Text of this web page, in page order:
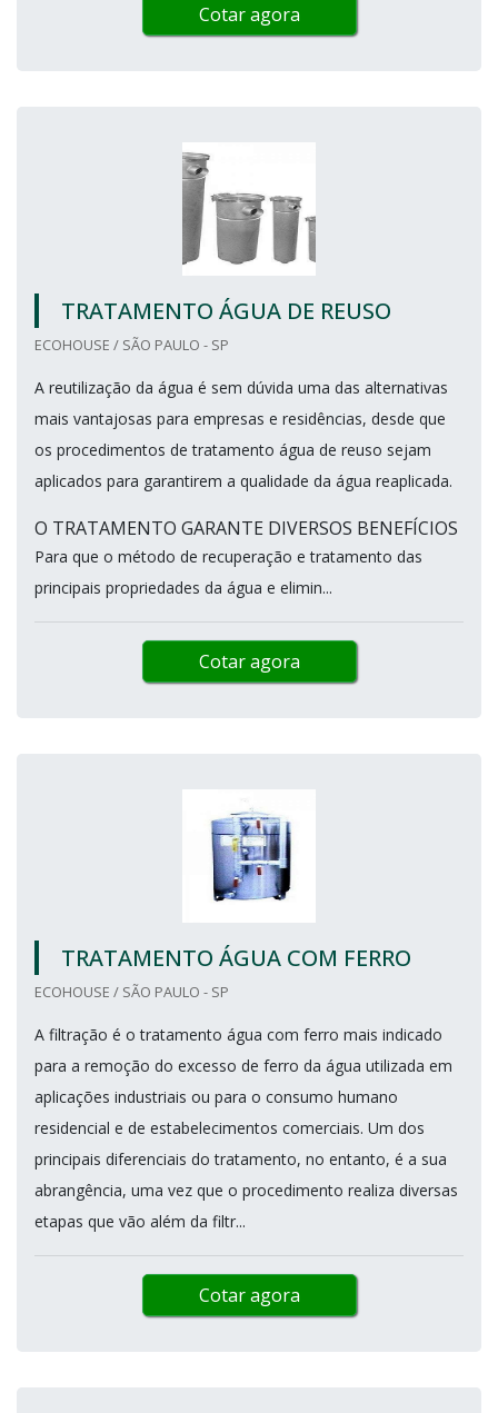
Cotar agora
TRATAMENTO ÁGUA DE REUSO
ECOHOUSE / SÃO PAULO - SP
A reutilização da água é sem dúvida uma das alternativas
mais vantajosas para empresas e residências, desde que
os procedimentos de tratamento água de reuso sejam
aplicados para garantirem a qualidade da água reaplicada.
O TRATAMENTO GARANTE DIVERSOS BENEFÍCIOS
Para que o método de recuperação e tratamento das
principais propriedades da água e elimin...
Cotar agora
TRATAMENTO ÁGUA COM FERRO
ECOHOUSE / SÃO PAULO - SP
A filtração é o tratamento água com ferro mais indicado
para a remoção do excesso de ferro da água utilizada em
aplicações industriais ou para o consumo humano
residencial e de estabelecimentos comerciais. Um dos
principais diferenciais do tratamento, no entanto, é a sua
abrangência, uma vez que o procedimento realiza diversas
etapas que vão além da filtr...
Cotar agora